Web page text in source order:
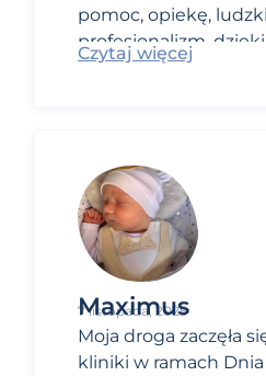
pomoc, opiekę,
profesjonalizm,
się nasze największe
Czytaj więcej
Maximus
7 listopada, 2025
Moja droga zaczęła
kliniki w ramach Dnia